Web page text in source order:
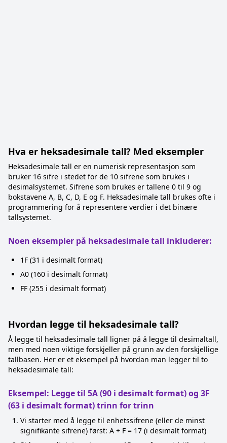
Hva er heksadesimale tall? Med eksempler
Heksadesimale tall er en numerisk representasjon som
bruker 16 sifre i stedet for de 10 sifrene som brukes i
desimalsystemet. Sifrene som brukes er tallene 0 til 9 og
bokstavene A, B, C, D, E og F. Heksadesimale tall brukes ofte i
programmering for å representere verdier i det binære
tallsystemet.
Noen eksempler på heksadesimale tall inkluderer:
1F (31 i desimalt format)
A0 (160 i desimalt format)
FF (255 i desimalt format)
Hvordan legge til heksadesimale tall?
Å legge til heksadesimale tall ligner på å legge til desimaltall,
men med noen viktige forskjeller på grunn av den forskjellige
tallbasen. Her er et eksempel på hvordan man legger til to
heksadesimale tall:
Eksempel: Legge til 5A (90 i desimalt format) og 3F
(63 i desimalt format) trinn for trinn
Vi starter med å legge til enhetssifrene (eller de minst
signifikante sifrene) først: A + F = 17 (i desimalt format)